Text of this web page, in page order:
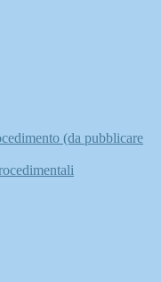
(da pubblicare